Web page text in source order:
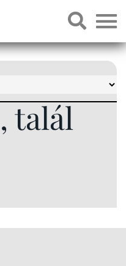
, talál